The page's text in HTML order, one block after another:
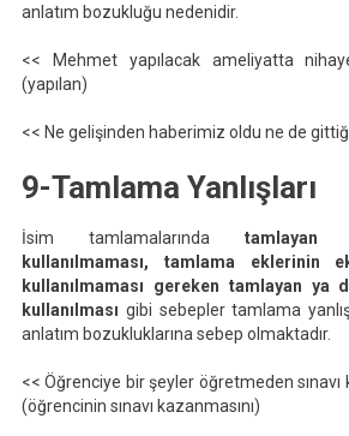
anlatım bozukluğu nedenidir.
<< Mehmet yapılacak ameliyatta
(yapılan)
<< Ne gelişinden haberimiz oldu ne de
9-Tamlama Yanlışları
İsim tamlamalarında tamlayan
kullanılmaması, tamlama eklerinin
kullanılmaması gereken tamlayan ya
kullanılması gibi sebepler tamlama
anlatım bozukluklarına sebep olmaktadır.
<< Öğrenciye bir şeyler öğretmeden sınavı
(öğrencinin sınavı kazanmasını)